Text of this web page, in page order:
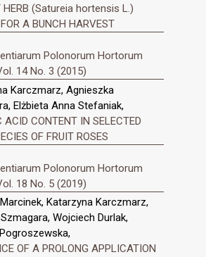
HERB (Satureia hortensis L.)
A BUNCH HARVEST
Polonorum Hortorum
14 No. 3 (2015)
Karczmarz, Agnieszka
Elżbieta Anna Stefaniak,
ACID CONTENT IN SELECTED
OF FRUIT ROSES
Polonorum Hortorum
18 No. 5 (2019)
Katarzyna Karczmarz,
Wojciech Durlak,
OF A PROLONG APPLICATION